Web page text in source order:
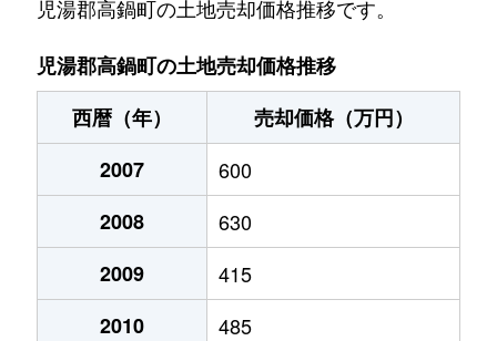
大字北高鍋
200万円 高鍋
大字北高鍋
2,000万円 高鍋 徒歩19分
大字北高鍋
1,200万円
大字北高鍋
700万円
大字高鍋町
450万円
大字南高鍋
300万円
児湯郡高鍋町の土地売却価格推移です。
児湯郡高鍋町の土地売却価格推移
西暦（年）
売却価格（万円）
2007
600
2008
630
2009
415
2010
485